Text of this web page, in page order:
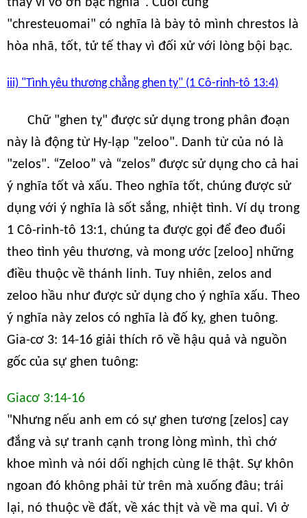
"chresteuomai" có nghĩa là bày tỏ mình chrestos là
hòa nhã, tốt, tử tế thay vì đối xử với lòng bội bạc.
iii) "Tình yêu thương chẳng ghen tỵ" (1 Cô-rinh-tô 13:4)
Chữ "ghen tỵ" được sử dụng trong phân đoạn
này là động từ Hy-lạp "zeloo". Danh từ của nó là
"zelos". “Zeloo” và “zelos” được sử dụng cho cả hai
ý nghĩa tốt và xấu. Theo nghĩa tốt, chúng được sử
dụng với ý nghĩa là sốt sắng, nhiệt tình. Ví dụ trong
1 Cô-rinh-tô 13:1, chúng ta được gọi để đeo đuổi
theo tình yêu thương, và mong ước [zeloo] những
điều thuộc về thánh linh. Tuy nhiên, zelos and
zeloo hầu như được sử dụng cho ý nghĩa xấu. Theo
ý nghĩa này zelos có nghĩa là đố kỵ, ghen tuông.
Gia-cơ 3: 14-16 giải thích rõ về hậu quả và nguồn
gốc của sự ghen tuông:
Giacơ 3:14-16
"Nhưng nếu anh em có sự ghen tương [zelos] cay
đắng và sự tranh cạnh trong lòng mình, thì chớ
khoe mình và nói dối nghịch cùng lẽ thật. Sự khôn
ngoan đó không phải từ trên mà xuống đâu; trái
lại, nó thuộc về đất, về xác thịt và về ma quỉ. Vì ở